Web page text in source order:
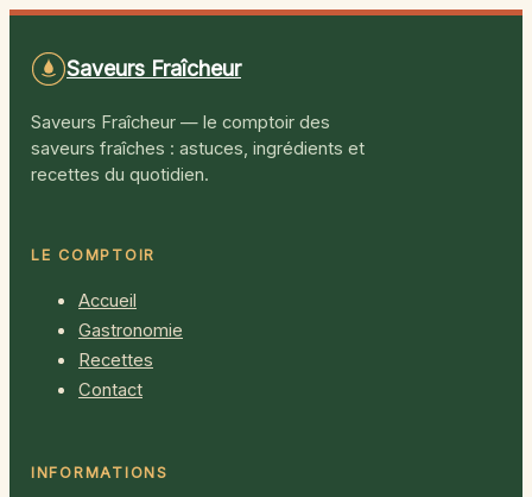
Saveurs Fraîcheur
Saveurs Fraîcheur — le comptoir des
saveurs fraîches : astuces, ingrédients et
recettes du quotidien.
LE COMPTOIR
Accueil
Gastronomie
Recettes
Contact
INFORMATIONS